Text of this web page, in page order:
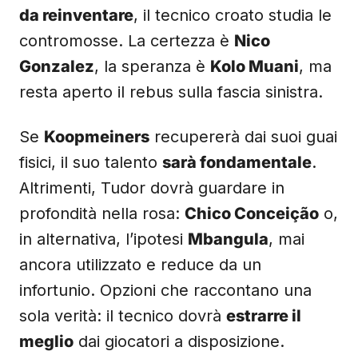
da reinventare, il tecnico croato studia le
contromosse. La certezza è Nico
Gonzalez, la speranza è Kolo Muani, ma
resta aperto il rebus sulla fascia sinistra.
Se Koopmeiners recupererà dai suoi guai
fisici, il suo talento sarà fondamentale.
Altrimenti, Tudor dovrà guardare in
profondità nella rosa: Chico Conceição o,
in alternativa, l’ipotesi Mbangula, mai
ancora utilizzato e reduce da un
infortunio. Opzioni che raccontano una
sola verità: il tecnico dovrà estrarre il
meglio dai giocatori a disposizione.